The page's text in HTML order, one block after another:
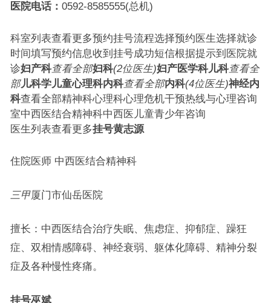
医院电话： 0592-8585555(总机)
科室列表查看更多预约挂号流程选择预约医生选择就诊
时间填写预约信息收到挂号成功短信根据提示到医院就
诊妇产科查看全部妇科(2位医生)妇产医学科儿科查看全
部儿科学儿童心理科内科查看全部内科(4位医生)神经内
科查看全部精神科心理科心理危机干预热线与心理咨询
室中西医结合精神科中西医儿童青少年咨询
医生列表查看更多挂号黄志源
住院医师 中西医结合精神科
三甲厦门市仙岳医院
擅长：中西医结合治疗失眠、焦虑症、抑郁症、躁狂
症、双相情感障碍、神经衰弱、躯体化障碍、精神分裂
症及各种慢性疼痛。
挂号巫斌